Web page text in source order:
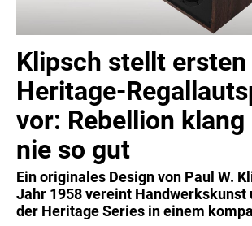
Bild- und
uns.
Herzliche Grüße
Markus Stein
Klipsch stellt ersten
Heritage-
vor: Rebellion klang
nie so gut
Ein originales Design von Paul W.
Jahr 1958 vereint Handwerkskunst
der Heritage Series in einem